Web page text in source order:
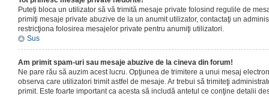
Puteţi bloca un utilizator să vă trimită mesaje private folosind regulile de
primiţi mesaje private abuzive de la un anumit utilizator, contactaţi un
restricţiona folosirea mesajelor private pentru anumiţi utilizatori.
Sus
Am primit spam-uri sau mesaje abuzive de la cineva din forum!
Ne pare rău să auzim acest lucru. Opţiunea de trimitere a unui mesaj
observa care utilizatori trimit astfel de mesaje. Ar trebui să trimiteţi
primit. Este foarte important ca acesta să includă antetul ce conţine detalii